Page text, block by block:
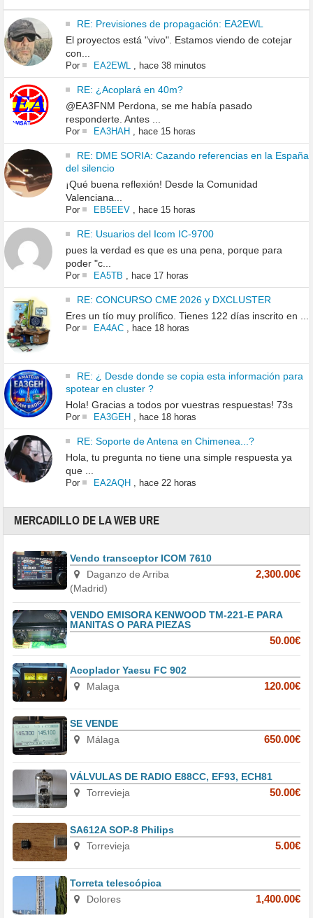
RE: Previsiones de propagación: EA2EWL
El proyectos está "vivo". Estamos viendo de cotejar
con...
Por EA2EWL hace 38 minutos
RE: ¿Acoplará en 40m?
@EA3FNM Perdona, se me había pasado
responderte. Antes ...
Por EA3HAH, hace 15 horas
RE: DME SORIA: Cazando referencias en la España
del silencio
¡Qué buena reflexión! Desde la Comunidad
Valenciana...
Por EB5EEV, hace 15 horas
RE: Usuarios del Icom IC-9700
pues la verdad es que es una pena, porque para
poder "c...
Por EA5TB hace 17 horas
RE: CONCURSO CME 2026 y DXCLUSTER
Eres un tío muy prolífico. Tienes 122 días inscrito en ...
Por EA4AC, hace 18 horas
RE: ¿ Desde donde se copia esta información para
spotear en cluster ?
Hola! Gracias a todos por vuestras respuestas! 73s
Por EA3GEH, hace 18 horas
RE: Soporte de Antena en Chimenea...?
Hola, tu pregunta no tiene una simple respuesta ya
que ...
Por EA2AQH, hace 22 horas
MERCADILLO DE LA WEB URE
Vendo transceptor ICOM 7610
Daganzo de Arriba
(Madrid)
2,300.00€
VENDO EMISORA KENWOOD TM-221-E PARA
MANITAS O PARA PIEZAS
50.00€
Acoplador Yaesu FC 902
Malaga
120.00€
SE VENDE
Málaga
650.00€
VÁLVULAS DE RADIO E88CC, EF93, ECH81
Torrevieja
50.00€
SA612A SOP-8 Philips
Torrevieja
5.00€
Torreta telescópica
Dolores
1,400.00€